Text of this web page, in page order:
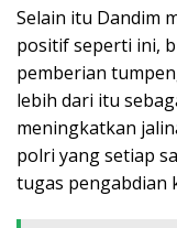
Selain itu Dandim
positif seperti ini,
pemberian
lebih dari itu
meningkatkan
polri yang setiap
tugas pengabdian